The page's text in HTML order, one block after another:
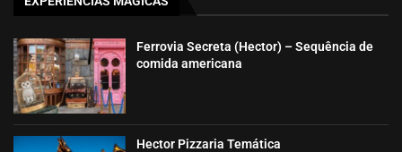
Ferrovia Secreta (Hector) – Sequência de
comida americana
Hector Pizzaria Temática